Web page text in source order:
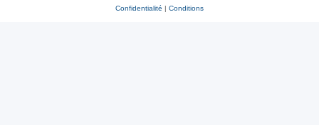
Confidentialité | Conditions